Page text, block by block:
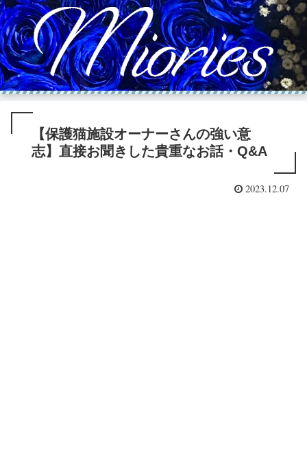
【保護猫施設オーナーさんの強い意
志】直接お聞きした貴重なお話・Q&A
2023.12.07